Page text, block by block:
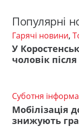
Популярні
Гарячі новини,
У
чоловік
Суботня
Мобілізація
знижують